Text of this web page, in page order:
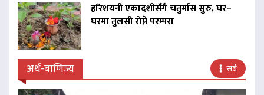
हरिशयनी एकादशीसँगै चतुर्मास सुरु, घर–
घरमा तुलसी रोप्ने परम्परा
अर्थ-बाणिज्य सबै